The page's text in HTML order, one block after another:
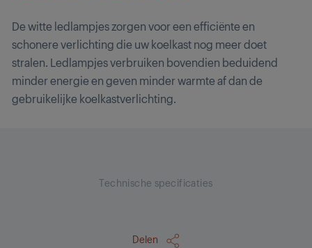
De witte ledlampjes zorgen voor een efficiënte en
schonere verlichting die uw koelkast nog meer doet
stralen. Ledlampjes verbruiken bovendien beduidend
minder energie en geven minder warmte af dan de
gebruikelijke koelkastverlichting.
Technische specificaties
Delen